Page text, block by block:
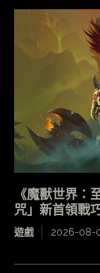
《魔獸世界：
咒」新首領戰
遊戲 2026-08-